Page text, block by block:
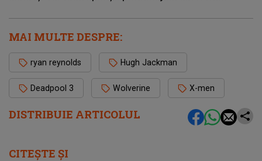
DISTRIBUIE ARTICOLUL
MAI MULTE DESPRE:
ryan reynolds Hugh Jackman
Deadpool 3 Wolverine X-men
CITEȘTE ȘI